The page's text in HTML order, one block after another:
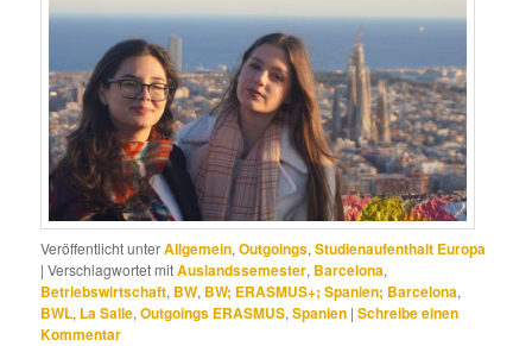
Veröffentlicht unterAllgemein,Outgoings,Studienaufenthalt Europa
|Verschlagwortet mitAuslandssemester, Barcelona,
Betriebswirtschaft, BW, BW; ERASMUS+; Spanien; Barcelona,
BWL, La Salle,Outgoings ERASMUS,Spanien |Schreibe einen
Kommentar